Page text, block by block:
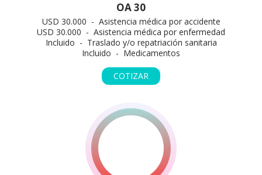
OA 30
USD 30.000 - Asistencia médica por accidente
USD 30.000 - Asistencia médica por enfermedad
Incluido - Traslado y/o repatriación sanitaria
Incluido - Medicamentos
COTIZAR